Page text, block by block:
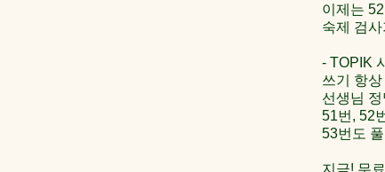
이제는
숙제 검
- TOPIK
쓰기 항
선생님
51번, 52
53번도